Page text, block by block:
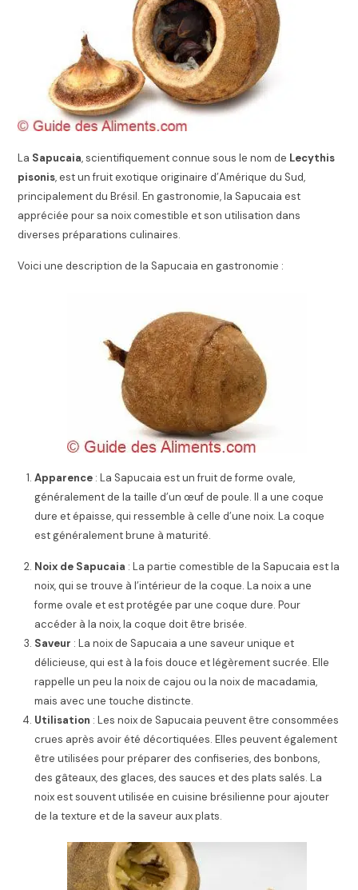
La Sapucaia, scientifiquement connue sous le nom de Lecythis
pisonis, est un fruit exotique originaire d’Amérique du Sud,
principalement du Brésil. En gastronomie, la Sapucaia est
appréciée pour sa noix comestible et son utilisation dans
diverses préparations culinaires.
Voici une description de la Sapucaia en gastronomie :
Apparence : La Sapucaia est un fruit de forme ovale,
généralement de la taille d’un œuf de poule. Il a une coque
dure et épaisse, qui ressemble à celle d’une noix. La coque
est généralement brune à maturité.
Noix de Sapucaia : La partie comestible de la Sapucaia est la
noix, qui se trouve à l’intérieur de la coque. La noix a une
forme ovale et est protégée par une coque dure. Pour
accéder à la noix, la coque doit être brisée.
Saveur : La noix de Sapucaia a une saveur unique et
délicieuse, qui est à la fois douce et légèrement sucrée. Elle
rappelle un peu la noix de cajou ou la noix de macadamia,
mais avec une touche distincte.
Utilisation : Les noix de Sapucaia peuvent être consommées
crues après avoir été décortiquées. Elles peuvent également
être utilisées pour préparer des confiseries, des bonbons,
des gâteaux, des glaces, des sauces et des plats salés. La
noix est souvent utilisée en cuisine brésilienne pour ajouter
de la texture et de la saveur aux plats.